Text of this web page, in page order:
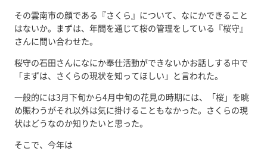
その雲南市の顔である『さくら』について、なにかできること
はないか。まずは、年間を通じて桜の管理をしている『桜守』
さんに問い合わせた。
桜守の石田さんになにか奉仕活動ができないかお話しする中で
「まずは、さくらの現状を知ってほしい」と言われた。
一般的には3月下旬から4月中旬の花見の時期には、「桜」を眺
め賑わうがそれ以外は気に掛けることもなかった。さくらの現
状はどうなのか知りたいと思った。
そこで、今年は